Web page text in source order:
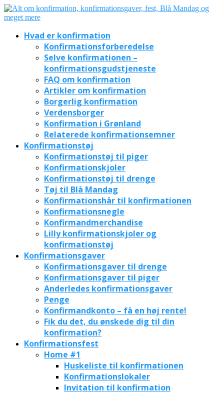
Hvad er konfirmation
Konfirmationsforberedelse
Selve konfirmationen –
konfirmationsgudstjeneste
FAQ om konfirmation
Artikler om konfirmation
Borgerlig konfirmation
Verdensborger
Konfirmation i Grønland
Relaterede konfirmationsemner
Konfirmationstøj
Konfirmationstøj til piger
Konfirmationskjoler
Konfirmationstøj til drenge
Tøj til Blå Mandag
Konfirmationshår til konfirmationen
Konfirmationsnegle
Konfirmandmerchandise
Lilly konfirmationskjoler og
konfirmationstøj
Konfirmationsgaver
Konfirmationsgaver til drenge
Konfirmationsgaver til piger
Anderledes konfirmationsgaver
Penge
Konfirmandkonto – få en høj rente!
Fik du det, du ønskede dig til din
konfirmation?
Konfirmationsfest
Home #1
Huskeliste til konfirmationen
Konfirmationslokaler
Invitation til konfirmation